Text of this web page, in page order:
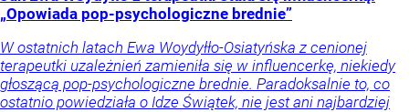
„Opowiada pop-psychologiczne brednie”
W ostatnich latach Ewa Woydyłło-Osiatyńska z cenionej
terapeutki uzależnień zamieniła się w influencerkę, niekiedy
głoszącą pop-psychologiczne brednie. Paradoksalnie to, co
ostatnio powiedziała o Idze Świątek, nie jest ani najbardziej